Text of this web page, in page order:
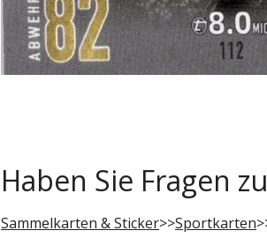
Haben Sie Fragen
Sammelkarten & Sticker>>Sportkarten